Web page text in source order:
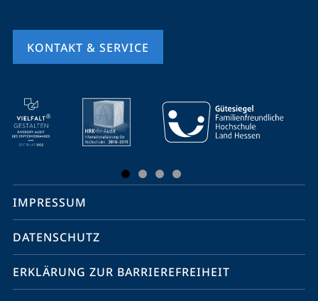
KONTAKT & SERVICE
Mobile-
Service-
Navigation
Social
Media
Kontakte
IMPRESSUM
DATENSCHUTZ
ERKLÄRUNG ZUR BARRIEREFREIHEIT